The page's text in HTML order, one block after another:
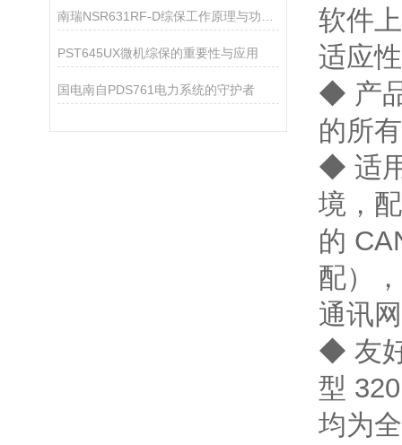
PST645UX微机综保的重要性与应用
国电南自PDS761电力系统的守护者
软件
适应
◆ 产
的所
◆ 适
境，
的
配）
通讯
◆ 友
型
均为